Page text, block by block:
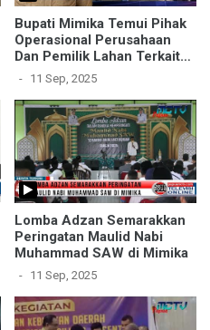
Bupati Mimika Temui Pihak
Operasional Perusahaan
Dan Pemilik Lahan Terkait
Aksi Blokade TKBM
11 Sep, 2025
Lomba Adzan Semarakkan
Peringatan Maulid Nabi
Muhammad SAW di Mimika
11 Sep, 2025